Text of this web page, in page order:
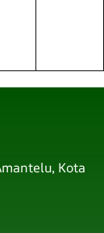
Kota